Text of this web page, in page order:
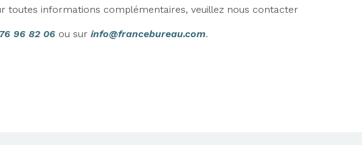
toutes informations complémentaires, veuillez nous contacter
96 82 06 ou sur info@francebureau.com.